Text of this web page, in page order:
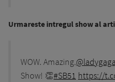
Urmareste intregul show al
WOW. Amazing.@ladygaga
Show! 👏#SB51 https://